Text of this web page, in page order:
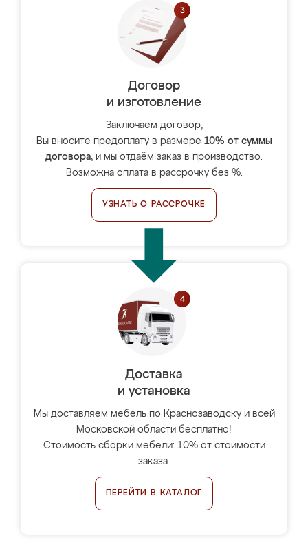
Договор
и изготовление
Заключаем договор,
Вы вносите предоплату в размере 10% от суммы
договора, и мы отдаём заказ в производство.
Возможна оплата в рассрочку без %.
УЗНАТЬ О РАССРОЧКЕ
Доставка
и установка
Мы доставляем мебель по Краснозаводску и всей
Московской области бесплатно!
Стоимость сборки мебели: 10% от стоимости
заказа.
ПЕРЕЙТИ В КАТАЛОГ